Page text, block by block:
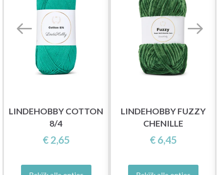
LINDEHOBBY COTTON
8/4
€ 2,65
LINDEHOBBY FUZZY
CHENILLE
€ 6,45